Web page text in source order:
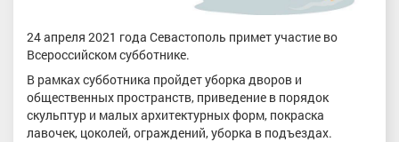
24 апреля 2021 года Севастополь примет участие во
Всероссийском субботнике.
В рамках субботника пройдет уборка дворов и
общественных пространств, приведение в порядок
скульптур и малых архитектурных форм, покраска
лавочек, цоколей, ограждений, уборка в подъездах.